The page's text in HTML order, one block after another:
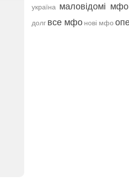
україна маловідомі мфо
долг все мфо нові мфо